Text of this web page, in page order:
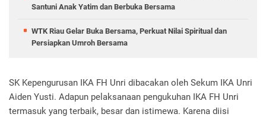
Santuni Anak Yatim dan Berbuka Bersama
WTK Riau Gelar Buka Bersama, Perkuat Nilai Spiritual dan
Persiapkan Umroh Bersama
SK Kepengurusan IKA FH Unri dibacakan oleh Sekum IKA Unri
Aiden Yusti. Adapun pelaksanaan pengukuhan IKA FH Unri
termasuk yang terbaik, besar dan istimewa. Karena diisi